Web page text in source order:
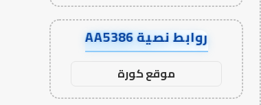
روابط نصية AA5386
موقع كورة